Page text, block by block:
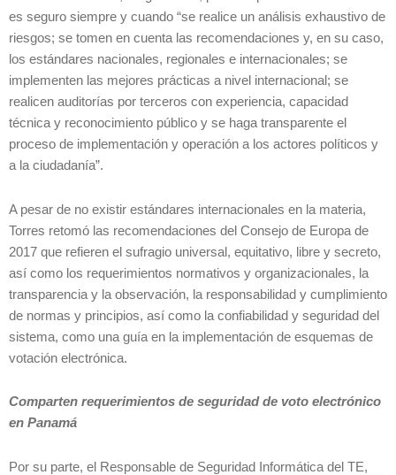
es seguro siempre y cuando “se realice un análisis exhaustivo de
riesgos; se tomen en cuenta las recomendaciones y, en su caso,
los estándares nacionales, regionales e internacionales; se
implementen las mejores prácticas a nivel internacional; se
realicen auditorías por terceros con experiencia, capacidad
técnica y reconocimiento público y se haga transparente el
proceso de implementación y operación a los actores políticos y
a la ciudadanía”.
A pesar de no existir estándares internacionales en la materia,
Torres retomó las recomendaciones del Consejo de Europa de
2017 que refieren el sufragio universal, equitativo, libre y secreto,
así como los requerimientos normativos y organizacionales, la
transparencia y la observación, la responsabilidad y cumplimiento
de normas y principios, así como la confiabilidad y seguridad del
sistema, como una guía en la implementación de esquemas de
votación electrónica.
Comparten requerimientos de seguridad de voto electrónico
en Panamá
Por su parte, el Responsable de Seguridad Informática del TE,